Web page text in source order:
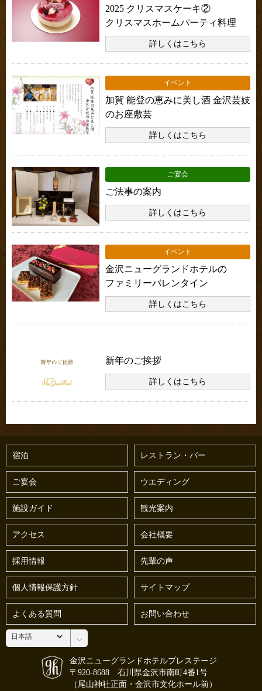
2025 クリスマスケーキ②
クリスマスホームパーティ料理
詳しくはこちら
イベント
加賀 能登の恵みに美し酒 金沢芸妓
のお座敷芸
詳しくはこちら
ご宴会
ご法事の案内
詳しくはこちら
イベント
金沢ニューグランドホテルの
ファミリーバレンタイン
詳しくはこちら
新年のご挨拶
詳しくはこちら
宿泊 レストラン・バー
ご宴会 ウエディング
施設ガイド 観光案内
アクセス 会社概要
採用情報 先輩の声
個人情報保護方針 サイトマップ
よくある質問 お問い合わせ
金沢ニューグランドホテルプレステージ
〒920-8688 石川県金沢市南町4番1号
（尾山神社正面・金沢市文化ホール前）